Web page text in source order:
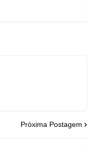
Próxima Postagem